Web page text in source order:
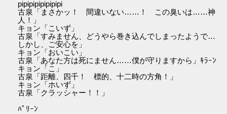
pipipipipipipipi
古泉「まさかッ！ 間違いない……！ この臭いは……神
人！」
キョン「こいず」
古泉「すみません、どうやら巻き込んでしまったようで…
しかし、ご安心を」
キョン「おいこい」
古泉「あなた方は死にません……僕が守りますから」ｷﾗｰﾝ
キョン「こ」
古泉「距離、四千！ 標的、十二時の方角！」
キョン「ホいず」
古泉「クラッシャー！！」
ﾊﾟﾘｰﾝ